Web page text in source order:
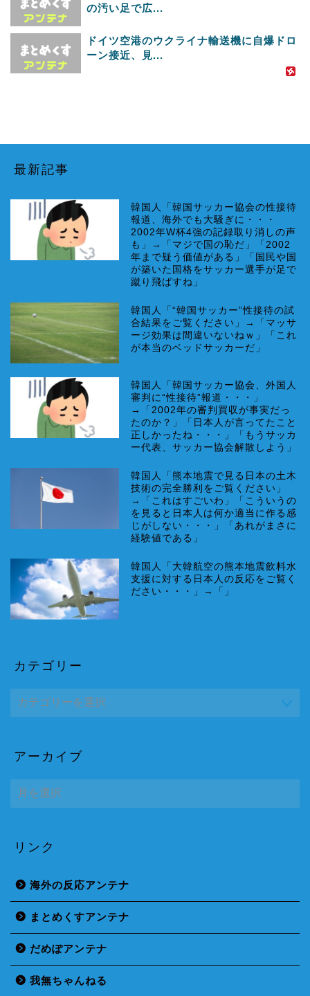
の汚い足で広...
ドイツ空港のウクライナ輸送機に自爆ドロ
ーン接近、見...
最新記事
韓国人「韓国サッカー協会の性接待
報道、海外でも大騒ぎに・・・
2002年W杯4強の記録取り消しの声
も」→「マジで国の恥だ」「2002
年まで疑う価値がある」「国民や国
が築いた国格をサッカー選手が足で
蹴り飛ばすね」
韓国人「“韓国サッカー”性接待の試
合結果をご覧ください」→「マッサ
ージ効果は間違いないねｗ」「これ
が本当のベッドサッカーだ」
韓国人「韓国サッカー協会、外国人
審判に“性接待”報道・・・」
→「2002年の審判買収が事実だっ
たのか？」「日本人が言ってたこと
正しかったね・・・」「もうサッカ
ー代表、サッカー協会解散しよう」
韓国人「熊本地震で見る日本の土木
技術の完全勝利をご覧ください」
→「これはすごいわ」「こういうの
を見ると日本人は何か適当に作る感
じがしない・・・」「あれがまさに
経験値である」
韓国人「大韓航空の熊本地震飲料水
支援に対する日本人の反応をご覧く
ださい・・・」→「」
カテゴリー
アーカイブ
ー
ブリンク
海外の反応アンテナ
まとめくすアンテナ
だめぽアンテナ
我無ちゃんねる